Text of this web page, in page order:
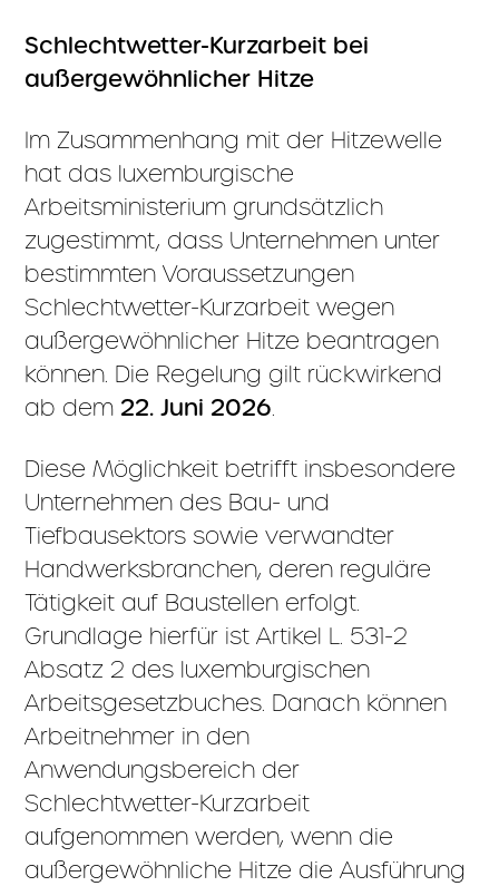
Schlechtwetter-Kurzarbeit bei
außergewöhnlicher Hitze
Im Zusammenhang mit der Hitzewelle
hat das luxemburgische
Arbeitsministerium grundsätzlich
zugestimmt, dass Unternehmen unter
bestimmten Voraussetzungen
Schlechtwetter-Kurzarbeit wegen
außergewöhnlicher Hitze beantragen
können. Die Regelung gilt rückwirkend
ab dem 22. Juni 2026.
Diese Möglichkeit betrifft insbesondere
Unternehmen des Bau- und
Tiefbausektors sowie verwandter
Handwerksbranchen, deren reguläre
Tätigkeit auf Baustellen erfolgt.
Grundlage hierfür ist Artikel L. 531-2
Absatz 2 des luxemburgischen
Arbeitsgesetzbuches. Danach können
Arbeitnehmer in den
Anwendungsbereich der
Schlechtwetter-Kurzarbeit
aufgenommen werden, wenn die
außergewöhnliche Hitze die Ausführung